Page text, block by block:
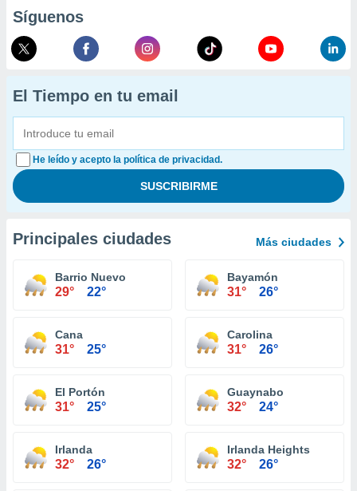
Síguenos
El Tiempo en tu email
He leído y acepto la política de privacidad.
Principales ciudades Más ciudades
Barrio Nuevo
29° 22°
Bayamón
31° 26°
Cana
31° 25°
Carolina
31° 26°
El Portón
31° 25°
Guaynabo
32° 24°
Irlanda
32° 26°
Irlanda Heights
32° 26°